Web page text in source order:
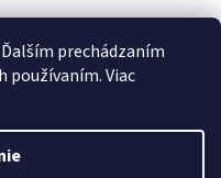
prechádzaním
používaním. Viac